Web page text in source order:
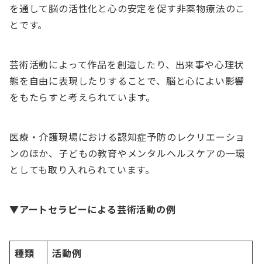
を通して脳の活性化と心の安定を促す非薬物療法のこ
とです。
芸術活動によって作品を創造したり、出来事や心理状
態を自由に表現したりすることで、脳と心によい影響
をもたらすと考えられています。
医療・介護現場における認知症予防のレクリエーショ
ンのほか、子どもの教育やメンタルヘルスケアの一環
としても取り入れられています。
▼アートセラピーによる芸術活動の例
種類
活動例